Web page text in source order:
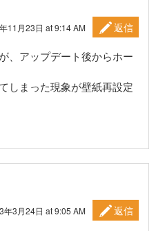
11月23日 at 9:14 AM
返信
、アップデート後からホー
しまった現象が壁紙再設定
年3月24日 at 9:05 AM
返信